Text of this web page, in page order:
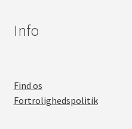
Info
Find os
Fortrolighedspolitik